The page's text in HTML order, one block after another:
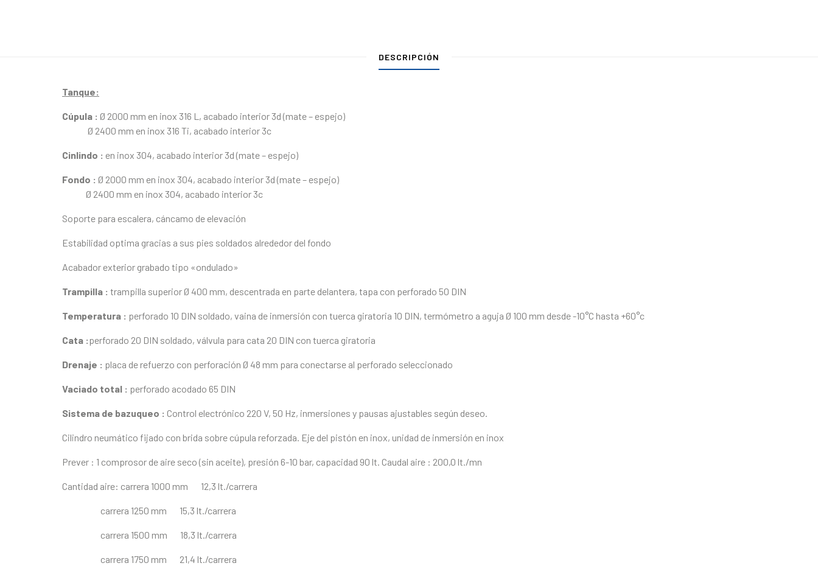
DESCRIPCIÓN
Tanque:
Cúpula : Ø 2000 mm en inox 316 L, acabado interior 3d (mate – espejo)
Ø 2400 mm en inox 316 Ti, acabado interior 3c
Cinlindo : en inox 304, acabado interior 3d (mate – espejo)
Fondo : Ø 2000 mm en inox 304, acabado interior 3d (mate – espejo)
Ø 2400 mm en inox 304, acabado interior 3c
Soporte para escalera, cáncamo de elevación
Estabilidad optima gracias a sus pies soldados alrededor del fondo
Acabador exterior grabado tipo «ondulado»
Trampilla : trampilla superior Ø 400 mm, descentrada en parte delantera, tapa con perforado 50 DIN
Temperatura : perforado 10 DIN soldado, vaina de inmersión con tuerca giratoria 10 DIN, termómetro a aguja Ø 100 mm desde -10°C hasta +60°c
Cata : perforado 20 DIN soldado, válvula para cata 20 DIN con tuerca giratoria
Drenaje : placa de refuerzo con perforación Ø 48 mm para conectarse al perforado seleccionado
Vaciado total : perforado acodado 65 DIN
Sistema de bazuqueo : Control electrónico 220 V, 50 Hz, inmersiones y pausas ajustables según deseo.
Cilindro neumático fijado con brida sobre cúpula reforzada. Eje del pistón en inox, unidad de inmersión en inox
Prever : 1 comprosor de aire seco (sin aceite), presión 6-10 bar, capacidad 90 lt. Caudal aire : 200,0 lt./mn
Cantidad aire: carrera 1000 mm 12,3 lt./carrera
carrera 1250 mm 15,3 lt./carrera
carrera 1500 mm 18,3 lt./carrera
carrera 1750 mm 21,4 lt./carrera